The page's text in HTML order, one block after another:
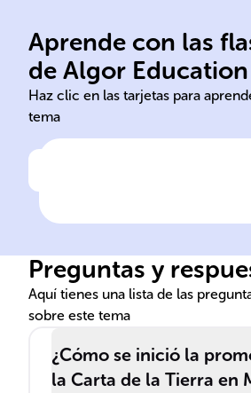
Aprende con las
de Algor Education
Haz clic en las tarjetas para
tema
La ______ de la Tierra
documento que busca
equitativa y sostenible,
comenzó a
______ desde 1998.
Haz clic para comprobar la
Carta México
Preguntas y
Aquí tienes una lista de las
sobre este tema
¿Cómo se inició la
la Carta de la Tierra en